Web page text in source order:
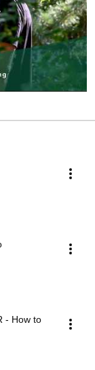
- How to